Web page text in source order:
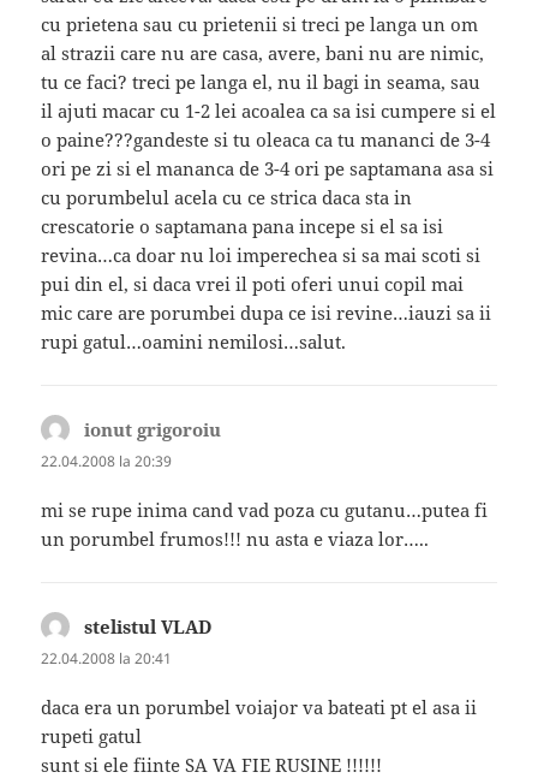
cu prietena sau cu prietenii si treci pe langa un om
al strazii care nu are casa, avere, bani nu are nimic,
tu ce faci? treci pe langa el, nu il bagi in seama, sau
il ajuti macar cu 1-2 lei acoalea ca sa isi cumpere si el
o paine???gandeste si tu oleaca ca tu mananci de 3-4
ori pe zi si el mananca de 3-4 ori pe saptamana asa si
cu porumbelul acela cu ce strica daca sta in
crescatorie o saptamana pana incepe si el sa isi
revina…ca doar nu loi imperechea si sa mai scoti si
pui din el, si daca vrei il poti oferi unui copil mai
mic care are porumbei dupa ce isi revine…iauzi sa ii
rupi gatul…oamini nemilosi…salut.
ionut grigoroiu
22.04.2008 la 20:39
mi se rupe inima cand vad poza cu gutanu…putea fi
un porumbel frumos!!! nu asta e viaza lor…..
stelistul VLAD
22.04.2008 la 20:41
daca era un porumbel voiajor va bateati pt el asa ii
rupeti gatul
sunt si ele fiinte SA VA FIE RUSINE !!!!!!